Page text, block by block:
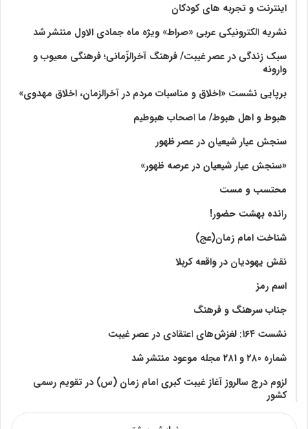
اینترنت و تجربه های کودکان
نشریه الکترونیکی عربی «صراط» ویژه ماه جمادی الاول منتشر شد
سبک زندگی در عصر غیبت/ فرهنگ آخرالزّمانی؛ فرهنگی معیوب و
وارونه
برپایی نشست «اخلاق و مناسبات مردم در آخرالزمان، اخلاق مهدوی»
هبوط و اهل هبوط/ ما اصحاب هبوطیم
سنجش عیار شیعیان در عصر ظهور
«سنجش عیار شیعیان در عرصه ظهور»
محتسب و مست
رانده بهشت‌ حضور!
شناخت امام زمان(عج)
نقش یهودیان در واقعه کربلا
اسم رمز
جناب سرهنگ و فرهنگ
نشست ۱۶۴: لغزش‌های اعتقادی در عصر غیبت
شماره ۲۸۰ و ۲۸۱ مجله موعود منتشر شد
لزوم درج سالروز آغاز غیبت کبری امام زمان (س) در تقویم رسمی
کشور